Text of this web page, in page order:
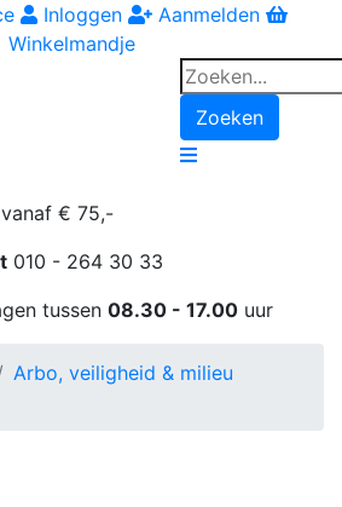
Inloggen
Aanmelden
Winkelmandje
Zoeken
Navigation
€ 75,-
010 - 264 30 33
tussen 08.30 - 17.00 uur
Arbo, veiligheid & milieu